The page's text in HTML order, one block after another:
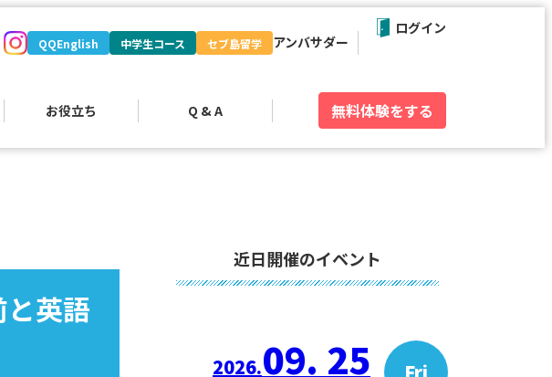
お役立ち Q & A
QQEnglish 中学生コース セブ島留学 アンバサダー
無料体験をする
ログイン
英語
近日開催のイベント
2026.09. 25